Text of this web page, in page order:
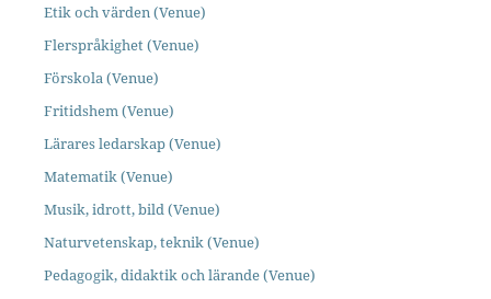
Etik och värden (Venue)
Flerspråkighet (Venue)
Förskola (Venue)
Fritidshem (Venue)
Lärares ledarskap (Venue)
Matematik (Venue)
Musik, idrott, bild (Venue)
Naturvetenskap, teknik (Venue)
Pedagogik, didaktik och lärande (Venue)